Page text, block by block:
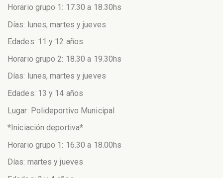
Horario grupo 1: 17.30 a 18.30hs
Días: lunes, martes y jueves
Edades: 11 y 12 años
Horario grupo 2: 18.30 a 19.30hs
Días: lunes, martes y jueves
Edades: 13 y 14 años
Lugar: Polideportivo Municipal
*Iniciación deportiva*
Horario grupo 1: 16.30 a 18.00hs
Días: martes y jueves